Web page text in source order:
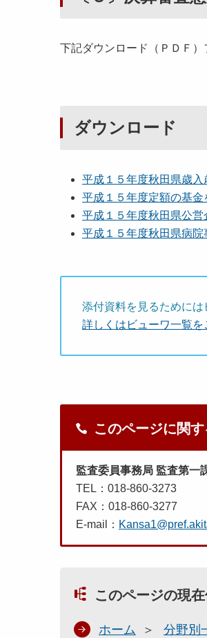
下記ダウンロード（ＰＤＦ）
ダウンロード
平成１５年度秋田県歳
平成１５年度定額の基
平成１５年度秋田県公
平成１５年度秋田県病
添付資料を見るためには
詳しくはビューワ一覧を
このページに関
監査委員事務局 監査第一
TEL：018-860-3273
FAX：018-860-3277
E-mail：
このページの現
ホーム 分野別